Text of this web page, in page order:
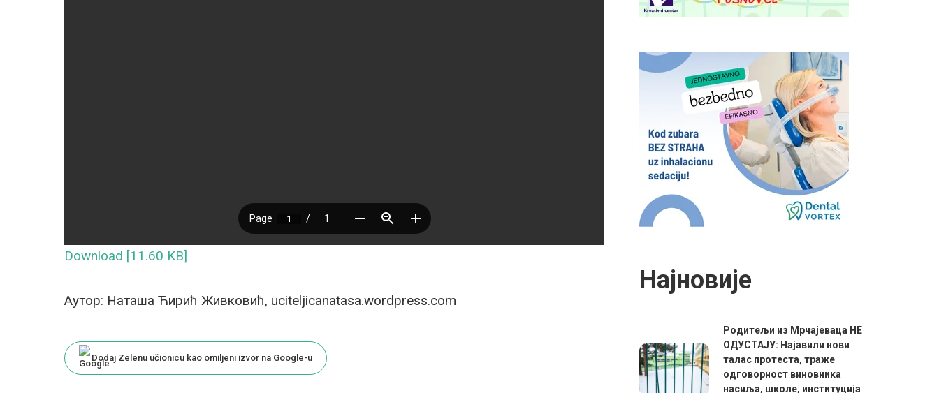
Download [11.60 KB]
Аутор: Наташа Ћирић Живковић, uciteljicanatasa.wordpress.com
Dodaj Zelenu učionicu kao omiljeni izvor na Google-u
Најновије
Родитељи из Мрчајеваца НЕ
ОДУСТАЈУ: Најавили нови
талас протеста, траже
одговорност виновника
насиља, школе, институција